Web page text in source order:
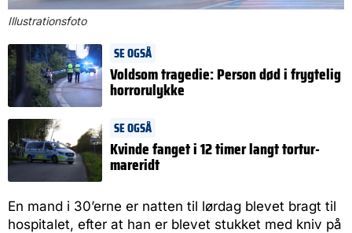
Illustrationsfoto
SE OGSÅ
Voldsom tragedie: Person død i frygtelig
horrorulykke
SE OGSÅ
Kvinde fanget i 12 timer langt tortur-
mareridt
En mand i 30’erne er natten til lørdag blevet bragt til
hospitalet, efter at han er blevet stukket med kniv på